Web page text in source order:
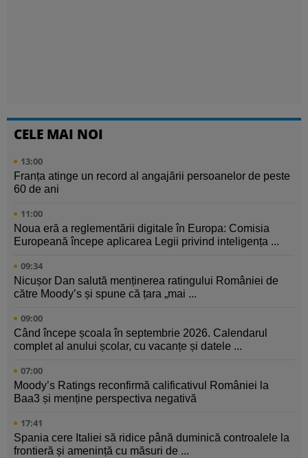
CELE MAI NOI
13:00
Franța atinge un record al angajării persoanelor de peste
60 de ani
11:00
Noua eră a reglementării digitale în Europa: Comisia
Europeană începe aplicarea Legii privind inteligența ...
09:34
Nicușor Dan salută menținerea ratingului României de
către Moody’s și spune că țara „mai ...
09:00
Când începe școala în septembrie 2026. Calendarul
complet al anului școlar, cu vacanțe și datele ...
07:00
Moody’s Ratings reconfirmă calificativul României la
Baa3 și menține perspectiva negativă
17:41
Spania cere Italiei să ridice până duminică controalele la
frontieră și amenință cu măsuri de ...